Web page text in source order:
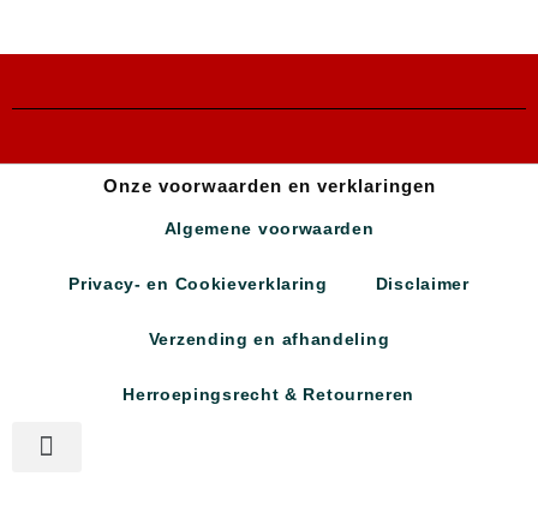
Onze voorwaarden en verklaringen
Algemene voorwaarden
Privacy- en Cookieverklaring Disclaimer
Verzending en afhandeling
Herroepingsrecht & Retourneren